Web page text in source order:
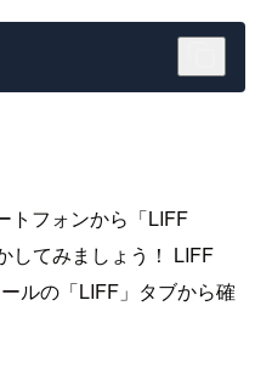
トフォンから「LIFF
してみましょう！ LIFF
ルの「LIFF」タブから確